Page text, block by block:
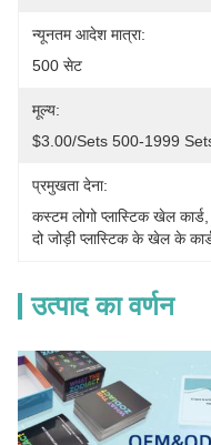
न्यूनतम आदेश मात्रा:
500 सेट
मूल्य:
$3.00/sets 500-1999
प्रमुखता देना:
कस्टम लोगो प्लास्टिक खेल कार्ड
दो जोड़ी प्लास्टिक के खेल के
उत्पाद का वर्णन